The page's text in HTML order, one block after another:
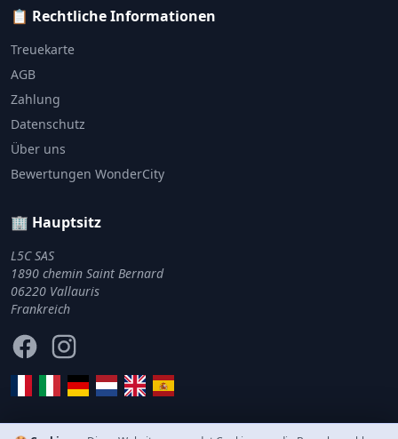
📋 Rechtliche Informationen
Treuekarte
AGB
Zahlung
Datenschutz
Über uns
Bewertungen WonderCity
🏢 Hauptsitz
L5C SAS
1890 chemin Saint Bernard
06220 Vallauris
Frankreich
FacebookInstagram